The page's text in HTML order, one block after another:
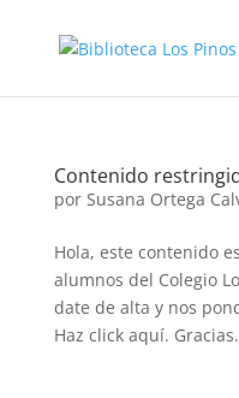
Contenido
por Susana Ortega
Hola, este contenido
alumnos del Colegio
date de alta y nos
Haz click aquí. Gracias.